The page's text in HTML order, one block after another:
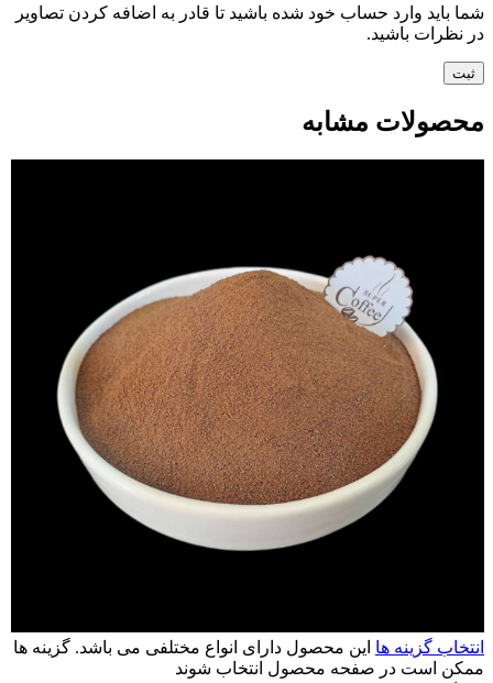
شما باید وارد حساب خود شده باشید تا قادر به اضافه کردن تصاویر
در نظرات باشید.
محصولات مشابه
انتخاب گزینه ها این محصول دارای انواع مختلفی می باشد. گزینه ها
ممکن است در صفحه محصول انتخاب شوند